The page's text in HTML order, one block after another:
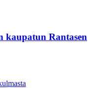
kaupatun Rantasen